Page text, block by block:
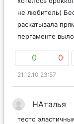
не любитель(
раскатывала
пергаменте
0 0
21.12.10 23:57
НАталья
тесто